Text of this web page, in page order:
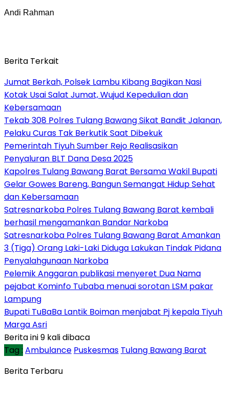
Andi Rahman
Berita Terkait
Jumat Berkah, Polsek Lambu Kibang Bagikan Nasi
Kotak Usai Salat Jumat, Wujud Kepedulian dan
Kebersamaan
Tekab 308 Polres Tulang Bawang Sikat Bandit Jalanan,
Pelaku Curas Tak Berkutik Saat Dibekuk
Pemerintah Tiyuh Sumber Rejo Realisasikan
Penyaluran BLT Dana Desa 2025
Kapolres Tulang Bawang Barat Bersama Wakil Bupati
Gelar Gowes Bareng, Bangun Semangat Hidup Sehat
dan Kebersamaan
Satresnarkoba Polres Tulang Bawang Barat kembali
berhasil mengamankan Bandar Narkoba
Satresnarkoba Polres Tulang Bawang Barat Amankan
3 (Tiga) Orang Laki-Laki Diduga Lakukan Tindak Pidana
Penyalahgunaan Narkoba
Pelemik Anggaran publikasi menyeret Dua Nama
pejabat Kominfo Tubaba menuai sorotan LSM pakar
Lampung
Bupati TuBaBa Lantik Boiman menjabat Pj kepala Tiyuh
Marga Asri
Berita ini 9 kali dibaca
Tag : Ambulance Puskesmas Tulang Bawang Barat
Berita Terbaru